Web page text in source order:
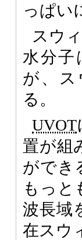
っぱい
スウ
水分子
が、ス
る。
UVOT
置が組
ができ
もっと
波長域
在スウ